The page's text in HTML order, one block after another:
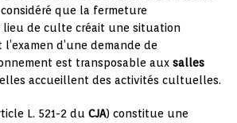
considéré que la fermeture
lieu de culte créait une situation
d’une demande de
est transposable aux salles
accueillent des activités cultuelles.
L. 521-2 du CJA) constitue une